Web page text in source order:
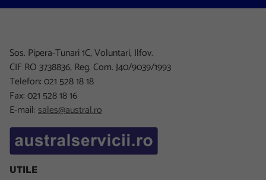
Sos. Pipera-Tunari 1C, Voluntari, Ilfov.
CIF RO 3738836, Reg. Com. J40/9039/1993
Telefon: 021 528 18 18
Fax: 021 528 18 16
E-mail:sales@austral.ro
UTILE